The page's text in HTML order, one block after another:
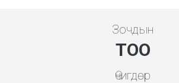
Зочдын
ТОО
Өчигдөр